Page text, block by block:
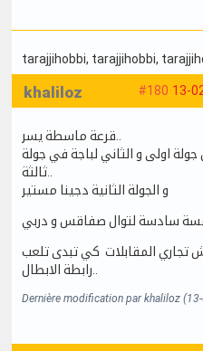
tarajjihobbi, tarajjihobbi,
#180 13-
khaliloz
اولى و الثاني لباجة في جولة
و الجولة الثانية دجينا مستير
تجاري المقابلات كي تبدى تلعب
Dernière modification par khaliloz